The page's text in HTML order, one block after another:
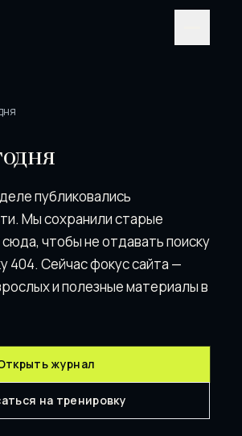
публиковались
Мы сохранили старые
чтобы не отдавать поискy
404. Сейчас фокус сайта —
и полезные материалы в
журнал
на тренировку